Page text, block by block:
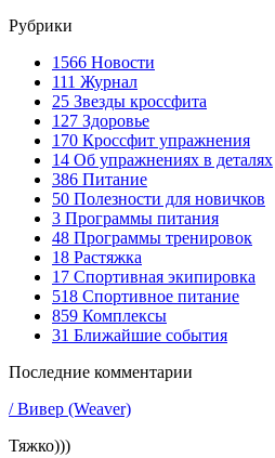
Рубрики
1566 Новости
111 Журнал
25 Звезды кроссфита
127 Здоровье
170 Кроссфит упражнения
14 Об упражнениях в деталях
386 Питание
50 Полезности для новичков
3 Программы питания
48 Программы тренировок
18 Растяжка
17 Спортивная экипировка
518 Спортивное питание
859 Комплексы
31 Ближайшие события
Последние комментарии
/ Вивер (Weaver)
Тяжко)))